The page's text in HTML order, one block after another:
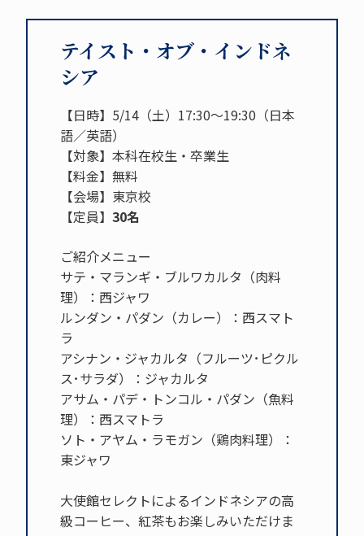
テイスト・オブ・インドネ
シア
【日時】5/14（土）17:30～19:30（日本
語／英語）
【対象】本科在校生・卒業生
【料金】無料
【会場】東京校
【定員】 30名
ご紹介メニュー
サテ・マランギ・ブルワカルタ（肉料
理）：西ジャワ
ルンダン・パダン（カレー）：西スマト
ラ
アシナン・ジャカルタ（フルーツ･ピクル
ス･サラダ）：ジャカルタ
アサム・パデ・トンコル・パダン（魚料
理）：西スマトラ
ソト・アヤム・ラモガン（鶏肉料理）：
東ジャワ
大使館セレクトによるインドネシアの高
級コーヒー、紅茶もお楽しみいただけま